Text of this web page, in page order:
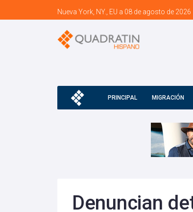
Nueva York, NY., EU a 08 de agosto de 2026
PRINCIPAL MIGRACIÓN
Denuncian